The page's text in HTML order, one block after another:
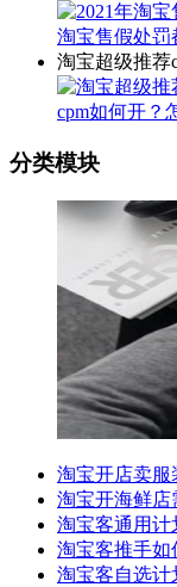
淘宝售假处罚
淘宝超级推荐
cpm如何开？
分类模块
淘宝开店卖服
淘宝开海鲜店
淘宝客通用计
淘宝客推手如
淘宝客自选计